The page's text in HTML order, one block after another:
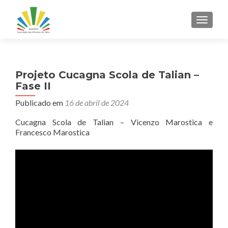
Projeto Cucagna Scola de Talian –
Fase II
Publicado em 16 de abril de 2024
Cucagna Scola de Talian – Vicenzo Marostica e
Francesco Marostica